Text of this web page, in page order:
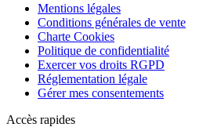
Mentions légales
Conditions générales de vente
Charte Cookies
Politique de confidentialité
Exercer vos droits RGPD
Réglementation légale
Gérer mes consentements
Accès rapides